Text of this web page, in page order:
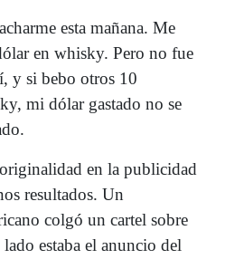
esta mañana. Me
en whisky. Pero no fue
y si bebo otros 10
mi dólar gastado no se
en la publicidad
resultados. Un
colgó un cartel sobre
estaba el anuncio del